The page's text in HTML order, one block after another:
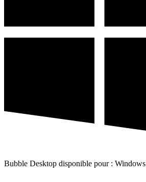
Bubble Desktop disponible pour : Windows